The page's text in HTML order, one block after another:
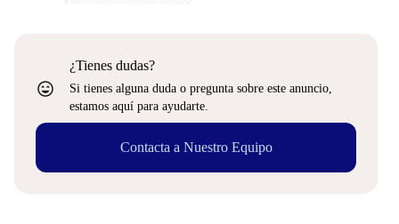
sentiment_very_satisfied
¿Tienes dudas?
Si tienes alguna duda o pregunta sobre este anuncio,
estamos aquí para ayudarte.
Contacta a Nuestro Equipo